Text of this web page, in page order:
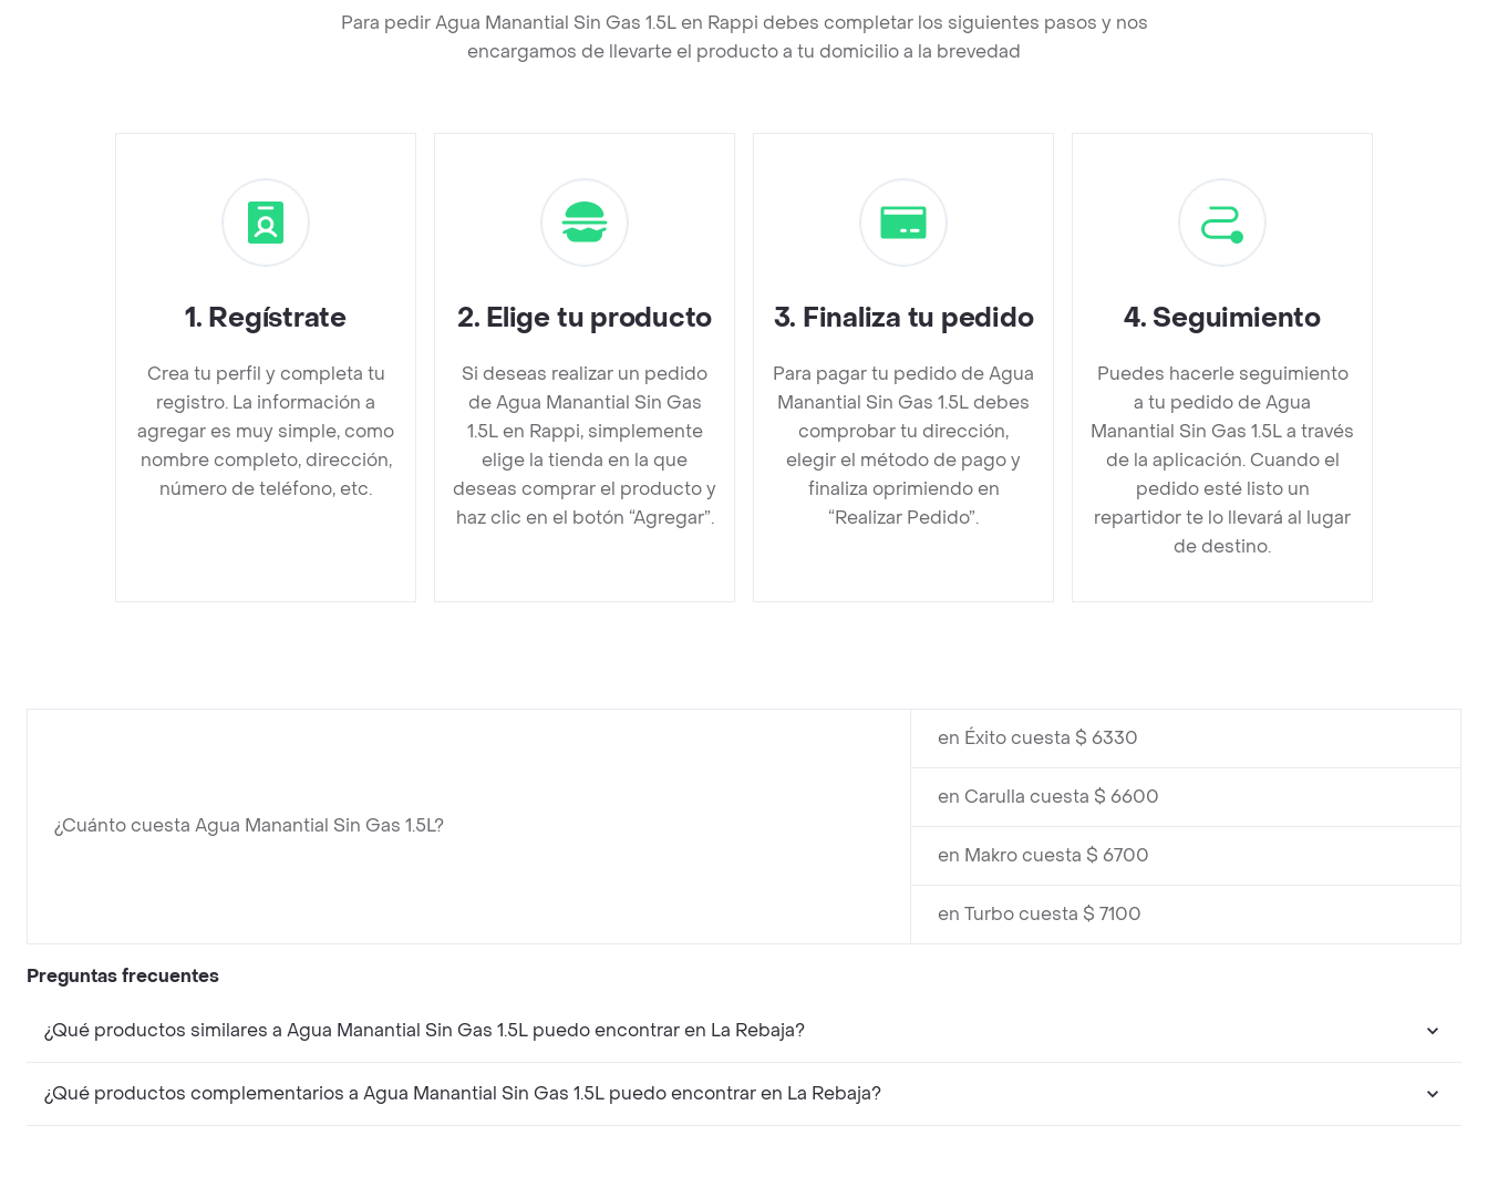
Para pedir Agua Manantial Sin Gas 1.5L en Rappi debes completar los siguientes pasos y nos
encargamos de llevarte el producto a tu domicilio a la brevedad
1. Regístrate
Crea tu perfil y completa tu
registro. La información a
agregar es muy simple, como
nombre completo, dirección,
número de teléfono, etc.
2. Elige tu producto
Si deseas realizar un pedido
de Agua Manantial Sin Gas
1.5L en Rappi, simplemente
elige la tienda en la que
deseas comprar el producto y
haz clic en el botón “Agregar”.
3. Finaliza tu pedido
Para pagar tu pedido de Agua
Manantial Sin Gas 1.5L debes
comprobar tu dirección,
elegir el método de pago y
finaliza oprimiendo en
“Realizar Pedido”.
4. Seguimiento
Puedes hacerle seguimiento
a tu pedido de Agua
Manantial Sin Gas 1.5L a través
de la aplicación. Cuando el
pedido esté listo un
repartidor te lo llevará al lugar
de destino.
¿Cuánto cuesta Agua Manantial Sin Gas 1.5L?
en Éxito cuesta $ 6330
en Carulla cuesta $ 6600
en Makro cuesta $ 6700
en Turbo cuesta $ 7100
Preguntas frecuentes
¿Qué productos similares a Agua Manantial Sin Gas 1.5L puedo encontrar en La Rebaja?
¿Qué productos complementarios a Agua Manantial Sin Gas 1.5L puedo encontrar en La Rebaja?